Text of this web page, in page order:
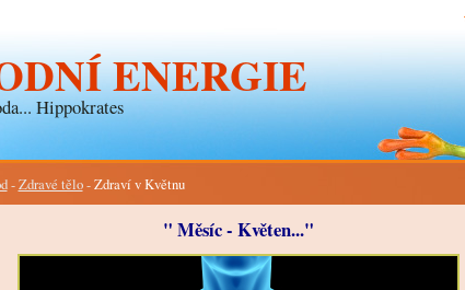
ENERGIE
Hippokrates
-Zdravé tělo-Zdraví v Květnu
" Měsíc - Květen..."